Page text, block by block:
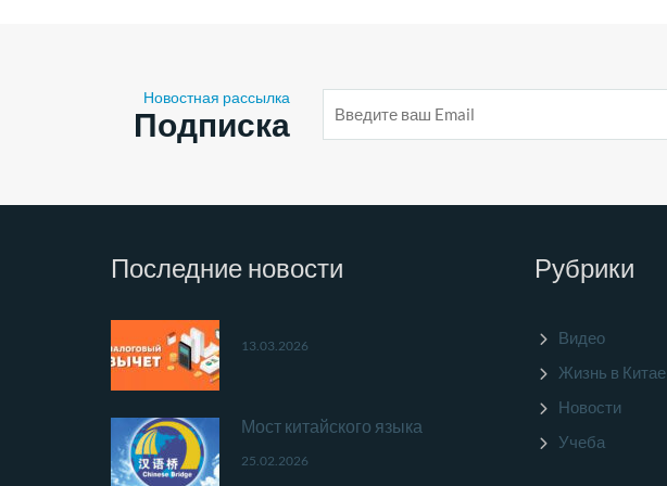
Новостная рассылка
Подписка
Последние новости
13.03.2026
Мост китайского языка
25.02.2026
Рубрики
Видео
Жизнь в Китае
Новости
Учеба